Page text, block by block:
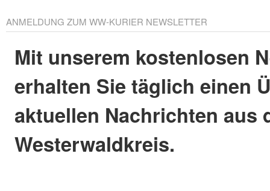
ANMELDUNG ZUM WW-KURIER NEWSLETTER
Mit unserem kostenlosen
erhalten Sie täglich einen
aktuellen Nachrichten aus
Westerwaldkreis.